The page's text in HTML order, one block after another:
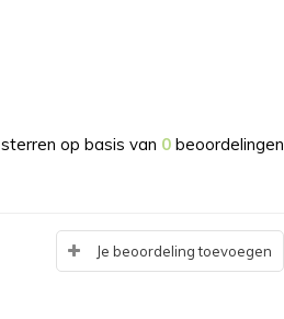
sterren op basis van 0 beoordelingen
Je beoordeling toevoegen